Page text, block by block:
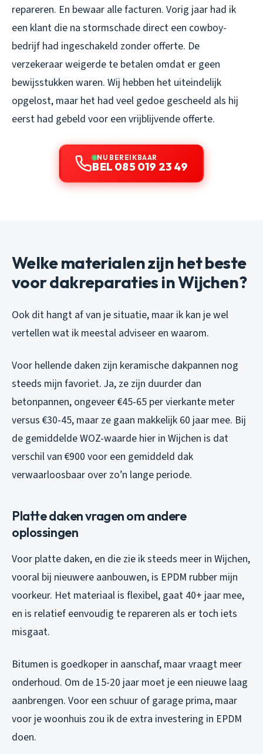
repareren. En bewaar alle facturen. Vorig jaar had ik
een klant die na stormschade direct een cowboy-
bedrijf had ingeschakeld zonder offerte. De
verzekeraar weigerde te betalen omdat er geen
bewijsstukken waren. Wij hebben het uiteindelijk
opgelost, maar het had veel gedoe gescheeld als hij
eerst had gebeld voor een vrijblijvende offerte.
NU BEREIKBAAR
BEL 085 019 23 49
Welke materialen zijn het beste
voor dakreparaties in Wijchen?
Ook dit hangt af van je situatie, maar ik kan je wel
vertellen wat ik meestal adviseer en waarom.
Voor hellende daken zijn keramische dakpannen nog
steeds mijn favoriet. Ja, ze zijn duurder dan
betonpannen, ongeveer €45-65 per vierkante meter
versus €30-45, maar ze gaan makkelijk 60 jaar mee. Bij
de gemiddelde WOZ-waarde hier in Wijchen is dat
verschil van €900 voor een gemiddeld dak
verwaarloosbaar over zo’n lange periode.
Platte daken vragen om andere
oplossingen
Voor platte daken, en die zie ik steeds meer in Wijchen,
vooral bij nieuwere aanbouwen, is EPDM rubber mijn
voorkeur. Het materiaal is flexibel, gaat 40+ jaar mee,
en is relatief eenvoudig te repareren als er toch iets
misgaat.
Bitumen is goedkoper in aanschaf, maar vraagt meer
onderhoud. Om de 15-20 jaar moet je een nieuwe laag
aanbrengen. Voor een schuur of garage prima, maar
voor je woonhuis zou ik de extra investering in EPDM
doen.